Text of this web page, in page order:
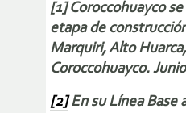
[1] Coroccohuayco
etapa de
Marquiri, Alto
Coroccohuayco.
[2]En su Línea Base